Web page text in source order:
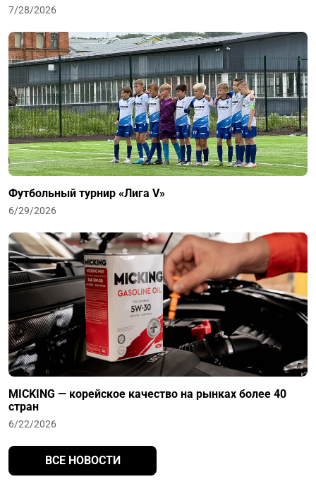
7/28/2026
Футбольный турнир «Лига V»
6/29/2026
MICKING — корейское качество на рынках более 40
стран
6/22/2026
ВСЕ НОВОСТИ